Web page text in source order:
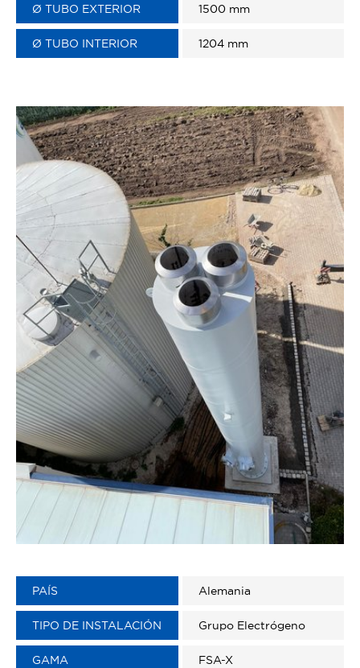
Ø TUBO EXTERIOR 1500 mm
Ø TUBO INTERIOR 1204 mm
PAÍS Alemania
TIPO DE INSTALACIÓN Grupo Electrógeno
GAMA FSA-X